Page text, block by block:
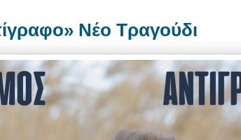
Νέο Τραγούδι